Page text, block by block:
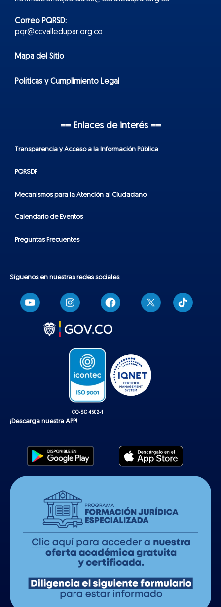
Correo PQRSD:
pqr@ccvalledupar.org.co
Mapa del Sitio
Políticas y Cumplimiento Legal
== Enlaces de interés ==
Transparencia y Acceso a la Información Pública
PQRSDF
Mecanismos para la Atención al Ciudadano
Calendario de Eventos
Preguntas Frecuentes
Síguenos en nuestras redes sociales
T
i
k
¡Descarga nuestra APP!